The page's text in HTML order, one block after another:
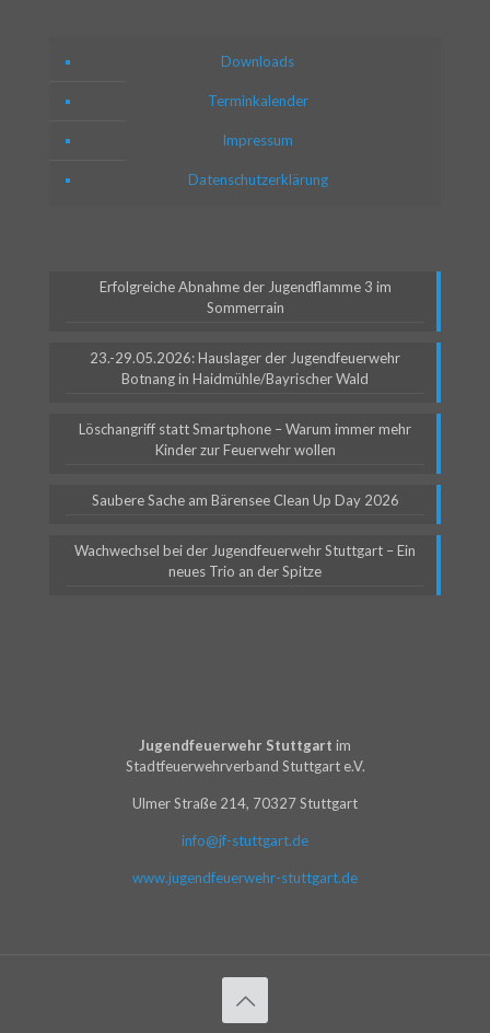
Downloads
Terminkalender
Impressum
Datenschutzerklärung
Erfolgreiche Abnahme der Jugendflamme 3 im
Sommerrain
23.-29.05.2026: Hauslager der Jugendfeuerwehr
Botnang in Haidmühle/Bayrischer Wald
Löschangriff statt Smartphone – Warum immer mehr
Kinder zur Feuerwehr wollen
Saubere Sache am Bärensee Clean Up Day 2026
Wachwechsel bei der Jugendfeuerwehr Stuttgart – Ein
neues Trio an der Spitze
Jugendfeuerwehr Stuttgart im
Stadtfeuerwehrverband Stuttgart e.V.
Ulmer Straße 214, 70327 Stuttgart
info@jf-stuttgart.de
www.jugendfeuerwehr-stuttgart.de